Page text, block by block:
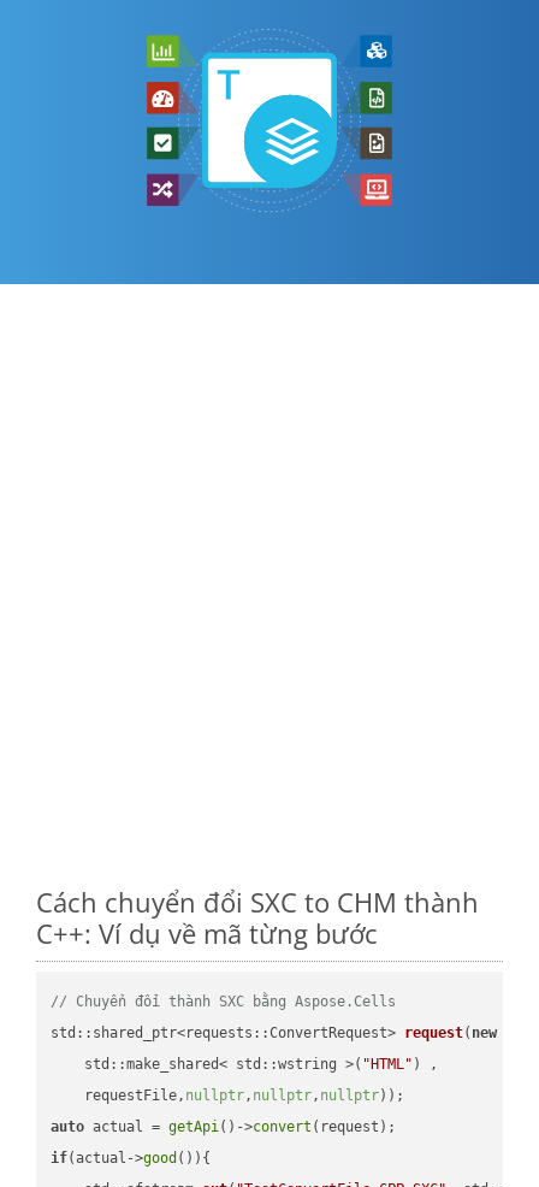
Cách chuyển đổi SXC to CHM thành
C++: Ví dụ về mã từng bước
// Chuyển đổi thành SXC bằng Aspose.Cells
std::shared_ptr<requests::ConvertRequest> request( new
    std::make_shared< std::wstring >(
"HTML" ) ,
    requestFile,
nullptr, nullptr, nullptr))
auto actual = getApi()->convert
if(actual->good ()){